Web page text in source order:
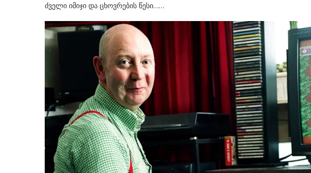
ძველი იმიჯი და ცხოვრების წესი……
მოვაწესრიგოთ
ზოლი? (news feed)
ივნ 27, 2017
“საიდუმლო მესიჯები” Viber-ში